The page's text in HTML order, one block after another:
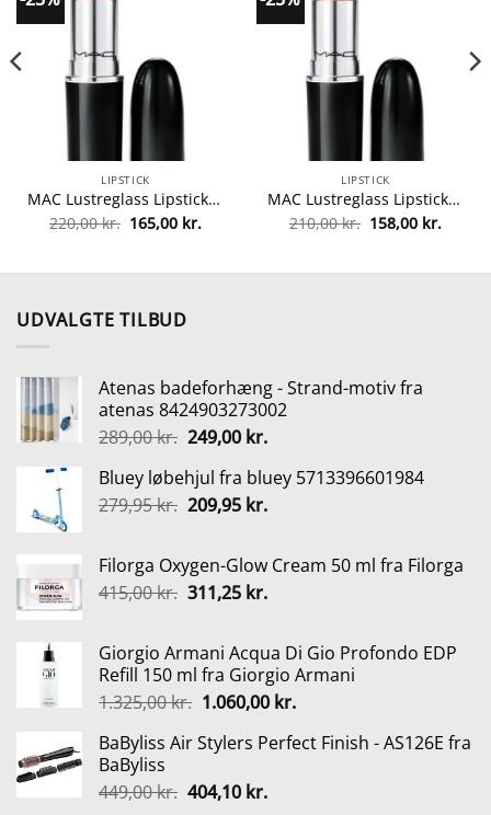
LIPSTICK
MAC Lustreglass Lipstick 3 gr. – 548 Beam There, Done That fra MAC Cosmetics
220,00kr. Den
oprindelige
220,00 kr..
165,00 kr.Den
165,00 kr..
LIPSTICK
MAC Lustreglass Lipstick 3 gr. – 541 Mars To Your Venus fra MAC Cosmetics
210,00kr. Den
oprindelige
210,00 kr..
158,00 kr.Den
UDVALGTE TILBUD
Atenas badeforhæng - Strand-motiv fra
atenas 8424903273002
289,00kr. Den
pris
var:
249,00 kr.Den
pris
er:
Bluey løbehjul fra bluey 5713396601984
279,95kr. Den
var:
279,95 kr..
209,95 kr.Den
er:
209,95 kr..
Filorga Oxygen-Glow Cream 50 ml fra Filorga
415,00kr. Den
var:
415,00 kr..
311,25 kr.Den
er:
311,25 kr..
Giorgio Armani Acqua Di Gio Profondo EDP
Refill 150 ml fra Giorgio Armani
1.325,00kr. Den
pris
1.325,00 kr..
1.060,00 kr.Den
pris
BaByliss Air Stylers Perfect Finish - AS126E fra
BaByliss
449,00kr. Den
404,10 kr.Den